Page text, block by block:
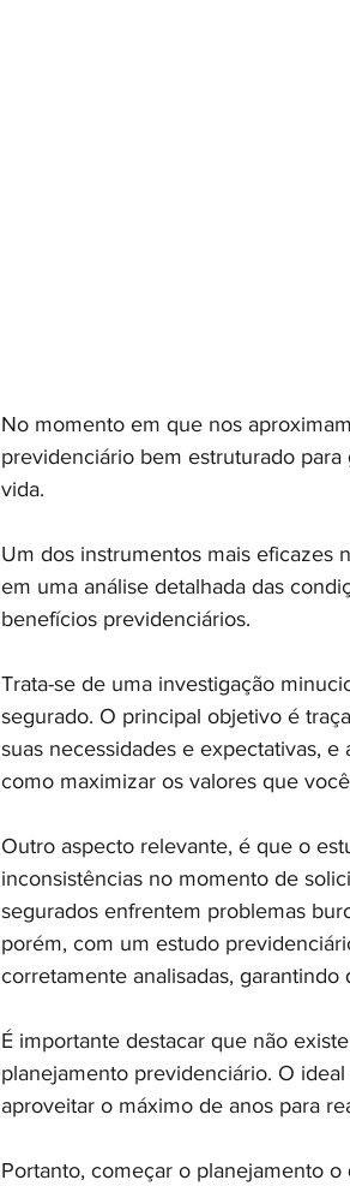
No momento em que nos
previdenciário bem estruturado para
vida.
Um dos instrumentos mais eficazes
em uma análise detalhada das
benefícios previdenciários.
Trata-se de uma investigação
segurado. O principal objetivo é
suas necessidades e expectativas,
como maximizar os valores que
Outro aspecto relevante, é que o
inconsistências no momento de
segurados enfrentem problemas
porém, com um estudo
corretamente analisadas,
É importante destacar que não
planejamento previdenciário. O
aproveitar o máximo de anos para
Portanto, começar o planejamento